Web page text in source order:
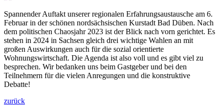
Spannender Auftakt unserer regionalen Erfahrungsaustausche am 6.
Februar in der schönen nordsächsischen Kurstadt Bad Düben. Nach
dem politischen Chaosjahr 2023 ist der Blick nach vorn gerichtet. Es
stehen in 2024 in Sachsen gleich drei wichtige Wahlen an mit
großen Auswirkungen auch für die sozial orientierte
Wohnungswirtschaft. Die Agenda ist also voll und es gibt viel zu
besprechen. Wir bedanken uns beim Gastgeber und bei den
Teilnehmern für die vielen Anregungen und die konstruktive
Debatte!
zurück